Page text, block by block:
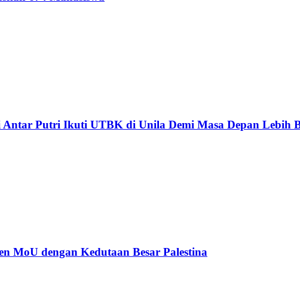
Putri Ikuti UTBK di Unila Demi Masa Depan Lebih
MoU dengan Kedutaan Besar Palestina